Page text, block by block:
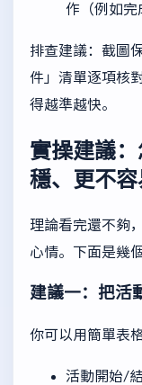
作（例如完
排查建議：截圖
件」清單逐項核
得越準越快。
實操建議
穩、更不容
理論看完還不夠
心情。下面是幾
建議一：把活
你可以用簡單表
活動開始/